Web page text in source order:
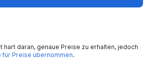
hart daran, genaue Preise zu erhalten, jedoch
für Preise übernommen.